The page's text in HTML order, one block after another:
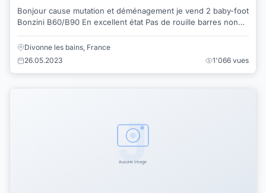
Bonjour cause mutation et déménagement je vend 2 baby-foot
Bonzini B60/B90 En excellent état Pas de rouille barres non
pliées Possibilité de liv...
Divonne les bains, France
26.05.2023
1'066 vues